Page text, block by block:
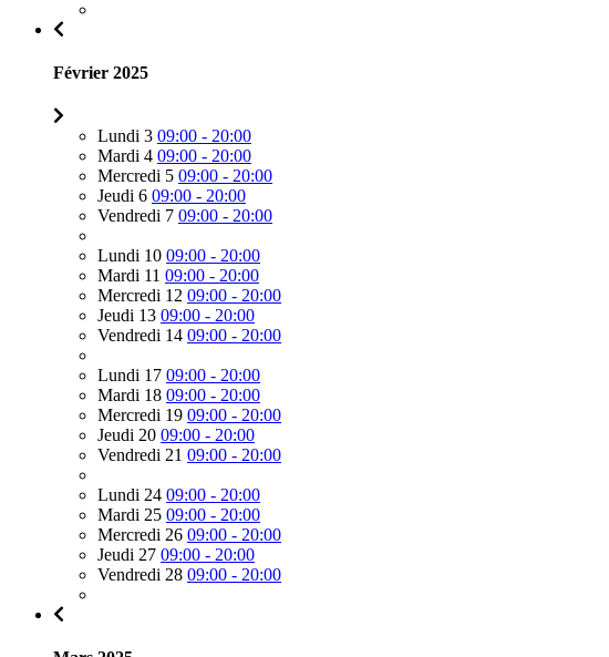
Février 2025
Lundi 3 09:00 - 20:00
Mardi 4 09:00 - 20:00
Mercredi 5 09:00 - 20:00
Jeudi 6 09:00 - 20:00
Vendredi 7 09:00 - 20:00
Lundi 10 09:00 - 20:00
Mardi 11 09:00 - 20:00
Mercredi 12 09:00 - 20:00
Jeudi 13 09:00 - 20:00
Vendredi 14 09:00 - 20:00
Lundi 17 09:00 - 20:00
Mardi 18 09:00 - 20:00
Mercredi 19 09:00 - 20:00
Jeudi 20 09:00 - 20:00
Vendredi 21 09:00 - 20:00
Lundi 24 09:00 - 20:00
Mardi 25 09:00 - 20:00
Mercredi 26 09:00 - 20:00
Jeudi 27 09:00 - 20:00
Vendredi 28 09:00 - 20:00